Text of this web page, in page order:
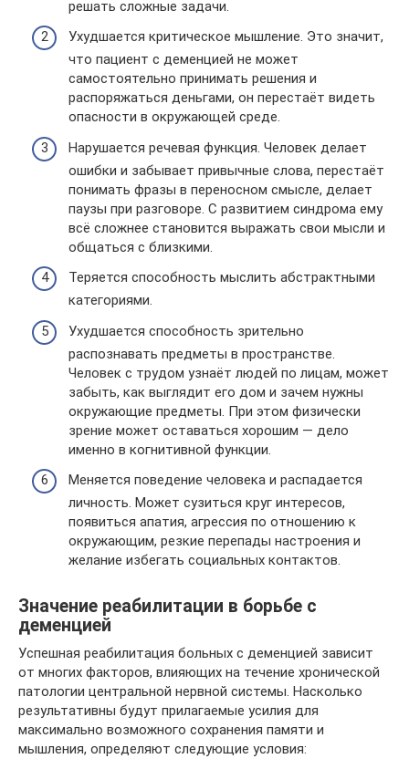
решать сложные задачи.
Ухудшается критическое мышление. Это значит,
что пациент с деменцией не может
самостоятельно принимать решения и
распоряжаться деньгами, он перестаёт видеть
опасности в окружающей среде.
Нарушается речевая функция. Человек делает
ошибки и забывает привычные слова, перестаёт
понимать фразы в переносном смысле, делает
паузы при разговоре. С развитием синдрома ему
всё сложнее становится выражать свои мысли и
общаться с близкими.
Теряется способность мыслить абстрактными
категориями.
Ухудшается способность зрительно
распознавать предметы в пространстве.
Человек с трудом узнаёт людей по лицам, может
забыть, как выглядит его дом и зачем нужны
окружающие предметы. При этом физически
зрение может оставаться хорошим — дело
именно в когнитивной функции.
Меняется поведение человека и распадается
личность. Может сузиться круг интересов,
появиться апатия, агрессия по отношению к
окружающим, резкие перепады настроения и
желание избегать социальных контактов.
Значение реабилитации в борьбе с
деменцией
Успешная реабилитация больных с деменцией зависит
от многих факторов, влияющих на течение хронической
патологии центральной нервной системы. Насколько
результативны будут прилагаемые усилия для
максимально возможного сохранения памяти и
мышления, определяют следующие условия: